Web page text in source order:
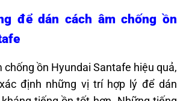
đểdán cách âm chống ồn
chống ồn Hyundai Santafe hiệu quả,
định những vị trí hợp lý để dán